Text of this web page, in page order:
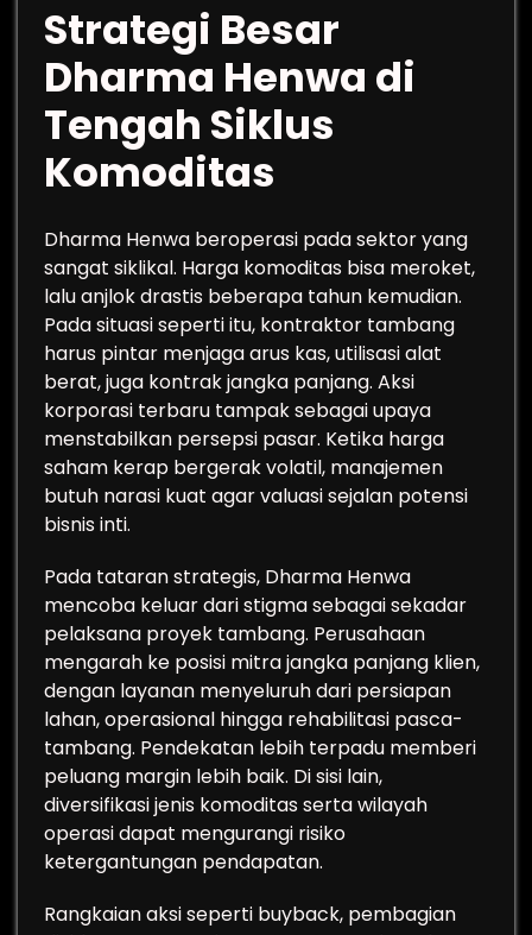
Strategi Besar
Dharma Henwa di
Tengah Siklus
Komoditas
Dharma Henwa beroperasi pada sektor yang
sangat siklikal. Harga komoditas bisa meroket,
lalu anjlok drastis beberapa tahun kemudian.
Pada situasi seperti itu, kontraktor tambang
harus pintar menjaga arus kas, utilisasi alat
berat, juga kontrak jangka panjang. Aksi
korporasi terbaru tampak sebagai upaya
menstabilkan persepsi pasar. Ketika harga
saham kerap bergerak volatil, manajemen
butuh narasi kuat agar valuasi sejalan potensi
bisnis inti.
Pada tataran strategis, Dharma Henwa
mencoba keluar dari stigma sebagai sekadar
pelaksana proyek tambang. Perusahaan
mengarah ke posisi mitra jangka panjang klien,
dengan layanan menyeluruh dari persiapan
lahan, operasional hingga rehabilitasi pasca-
tambang. Pendekatan lebih terpadu memberi
peluang margin lebih baik. Di sisi lain,
diversifikasi jenis komoditas serta wilayah
operasi dapat mengurangi risiko
ketergantungan pendapatan.
Rangkaian aksi seperti buyback, pembagian